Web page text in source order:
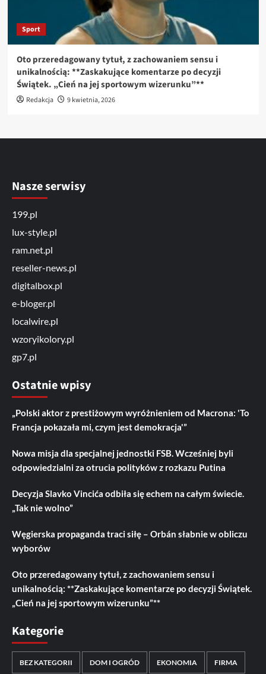
Sport
Oto przeredagowany tytuł, z zachowaniem sensu i
unikalnością: **Zaskakujące komentarze po decyzji
Świątek. „Cień na jej sportowym wizerunku”**
Redakcja 9 kwietnia, 2026
Nasze serwisy
199.pl
lux-style.pl
ram.net.pl
reseller-news.pl
digitalbox.pl
e-bloger.pl
localwire.pl
wzoryikolory.pl
gp7.pl
Ostatnie wpisy
„Polski aktor z prestiżowym wyróżnieniem od Macrona: 'To
Francja pokazała mi, czym jest demokracja'”
Nowa misja dla specjalnej jednostki FSB. Wcześniej byli
odpowiedzialni za otrucia polityków z rozkazu Putina
Decyzja Slavko Vincića odbiła się echem na całym świecie.
„Tak nie wolno”
Węgierska propaganda traci siłę – Orbán słabnie w obliczu
wyborów
Oto przeredagowany tytuł, z zachowaniem sensu i
unikalnością: **Zaskakujące komentarze po decyzji Świątek.
„Cień na jej sportowym wizerunku”**
Kategorie
BEZ KATEGORII DOM I OGRÓD EKONOMIA FIRMA